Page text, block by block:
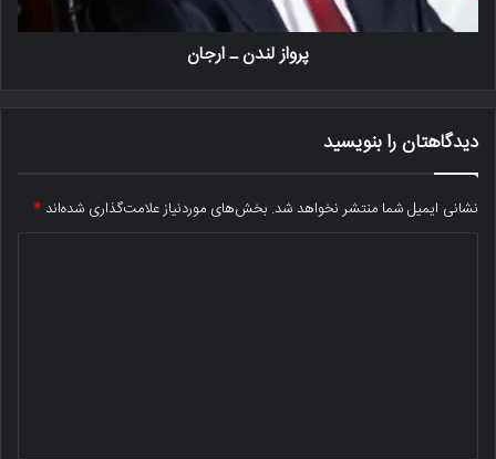
پرواز لندن ـ ارجان
دیدگاهتان را بنویسید
نشانی ایمیل شما منتشر نخواهد شد. بخش‌های موردنیاز علامت‌گذاری شده‌اند*